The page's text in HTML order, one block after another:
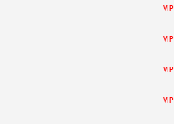
VIP
VIP
VIP
VIP